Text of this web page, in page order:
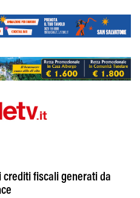
crediti fiscali generati da